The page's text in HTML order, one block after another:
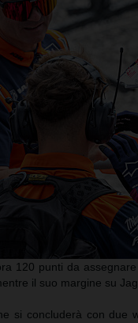
120 punti da
il suo margine su
si concluderà con due